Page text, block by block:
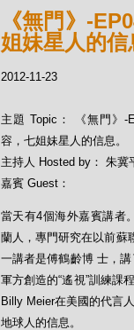
《無門》-
姐妹星人的信
2012-11-23
主題 Topic： 《無門》-
容，七姐妹星人的信息。
主持人 Hosted by： 朱冀
嘉賓 Guest：
當天有4個海外嘉賓講者
蘭人， 專門研究在以前蘇
一講者是傅鶴齡博 士，講
軍方創造的“遙視”訓練課程
Billy Meier在美國的代言
地球人的信息。